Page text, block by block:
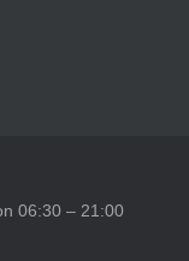
06:30 – 21:00